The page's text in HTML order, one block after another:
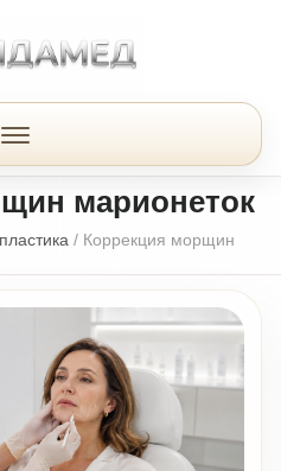
марионеток
/ Коррекция морщин